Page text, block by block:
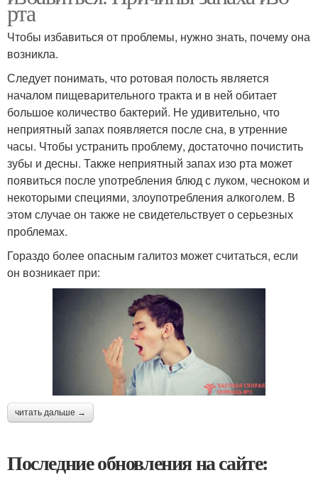
рта
Чтобы избавиться от проблемы, нужно знать, почему она
возникла.
Следует понимать, что ротовая полость является
началом пищеварительного тракта и в ней обитает
большое количество бактерий. Не удивительно, что
неприятный запах появляется после сна, в утренние
часы. Чтобы устранить проблему, достаточно почистить
зубы и десны. Также неприятный запах изо рта может
появиться после употребления блюд с луком, чесноком и
некоторыми специями, злоупотребления алкоголем. В
этом случае он также не свидетельствует о серьезных
проблемах.
Гораздо более опасным галитоз может считаться, если
он возникает при:
читать дальше →
Последние обновления на сайте: